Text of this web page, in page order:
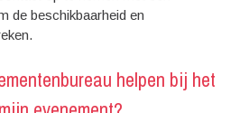
de beschikbaarheid en
helpen bij het